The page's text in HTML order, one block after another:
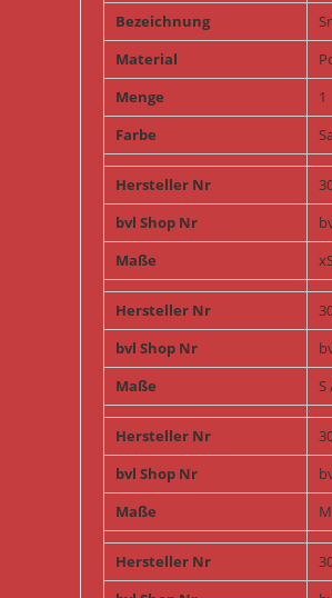
Bezeichnung
Material
Menge
1
Farbe
Hersteller Nr
bvl Shop Nr
Maße
Hersteller Nr
bvl Shop Nr
Maße
S
Hersteller Nr
bvl Shop Nr
Maße
Hersteller Nr